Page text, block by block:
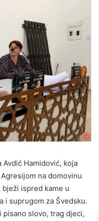
Hamidović, koja
na domovinu
ispred kame u
i suprugom za Švedsku.
pisano slovo, trag djeci,